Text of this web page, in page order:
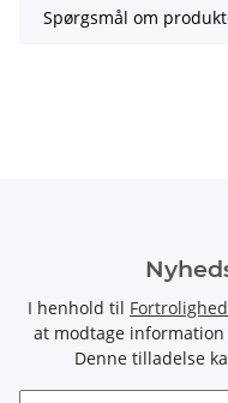
Spørgsmål om
I henhold til
at modtage
Denne tilladelse